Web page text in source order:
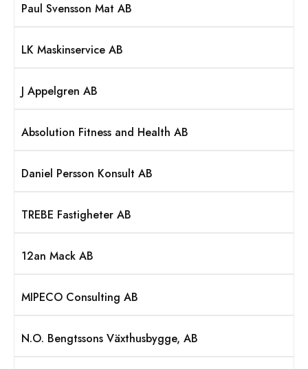
Paul Svensson Mat AB
LK Maskinservice AB
J Appelgren AB
Absolution Fitness and Health AB
Daniel Persson Konsult AB
TREBE Fastigheter AB
12an Mack AB
MIPECO Consulting AB
N.O. Bengtssons Växthusbygge, AB